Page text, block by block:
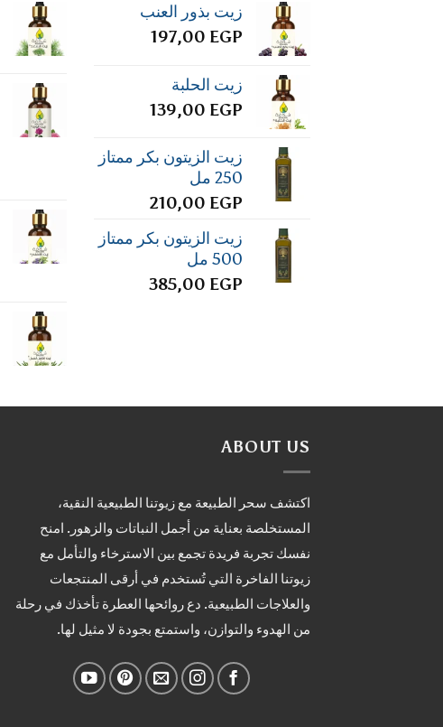
زيت بذور العنب
197,00 EGP
زيت الحلبة
139,00 EGP
زيت الزيتون بكر ممتاز
250 مل
210,00 EGP
زيت الزيتون بكر ممتاز
500 مل
385,00 EGP
ABOUT US
اكتشف سحر الطبيعة مع زيوتنا الطبيعية النقية،
المستخلصة بعناية من أجمل النباتات والزهور. امنح
نفسك تجربة فريدة تجمع بين الاسترخاء والتأمل مع
زيوتنا الفاخرة التي تُستخدم في أرقى المنتجعات
والعلاجات الطبيعية. دع روائحها العطرة تأخذك في رحلة
من الهدوء والتوازن، واستمتع بجودة لا مثيل لها.